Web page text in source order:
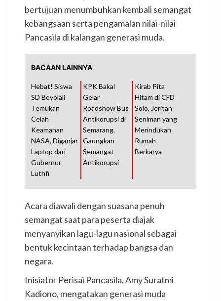
bertujuan menumbuhkan kembali semangat
kebangsaan serta pengamalan nilai-nilai
Pancasila di kalangan generasi muda.
BACAAN LAINNYA
Hebat! Siswa
SD Boyolali
Temukan
Celah
Keamanan
NASA, Diganjar
Laptop dari
Gubernur
Luthfi
KPK Bakal
Gelar
Roadshow Bus
Antikorupsi di
Semarang,
Gaungkan
Semangat
Antikorupsi
Kirab Pita
Hitam di CFD
Solo, Jeritan
Seniman yang
Merindukan
Rumah
Berkarya
Acara diawali dengan suasana penuh
semangat saat para peserta diajak
menyanyikan lagu-lagu nasional sebagai
bentuk kecintaan terhadap bangsa dan
negara.
Inisiator Perisai Pancasila, Amy Suratmi
Kadiono, mengatakan generasi muda